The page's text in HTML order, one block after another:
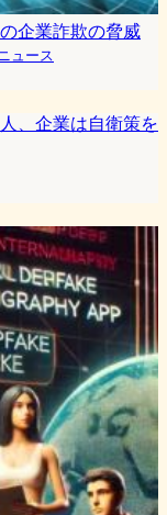
企業詐欺の脅威
ュース
、企業は自衛策を